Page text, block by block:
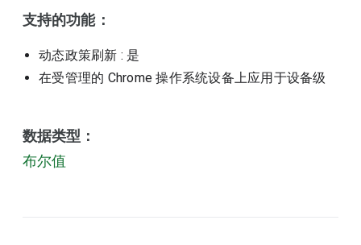
支持的功能：
动态政策刷新 : 是
在受管理的 Chrome 操作系统设备上应用于设备级
数据类型：
布尔值